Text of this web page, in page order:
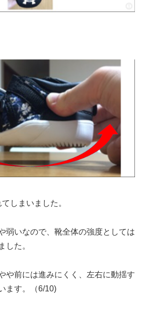
しまいました。
弱いなので、靴全体の強度としては
した。
や前には進みにくく、左右に動揺す
ます。（6/10)